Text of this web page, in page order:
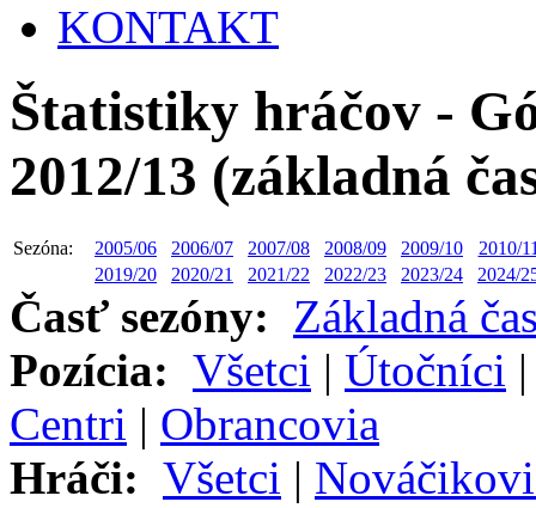
KONTAKT
Štatistiky hráčov -
2012/13 (základná
Sezóna: 2005/06 2006/07 2007/08 2008/09 2009/10
2010/
2019/20
2020/21 2021/22 2022/23 2023/24 2024/
Časť sezóny: Základná
Pozícia: Všetci | Útočníci
Centri | Obrancovia
Hráči: Všetci |